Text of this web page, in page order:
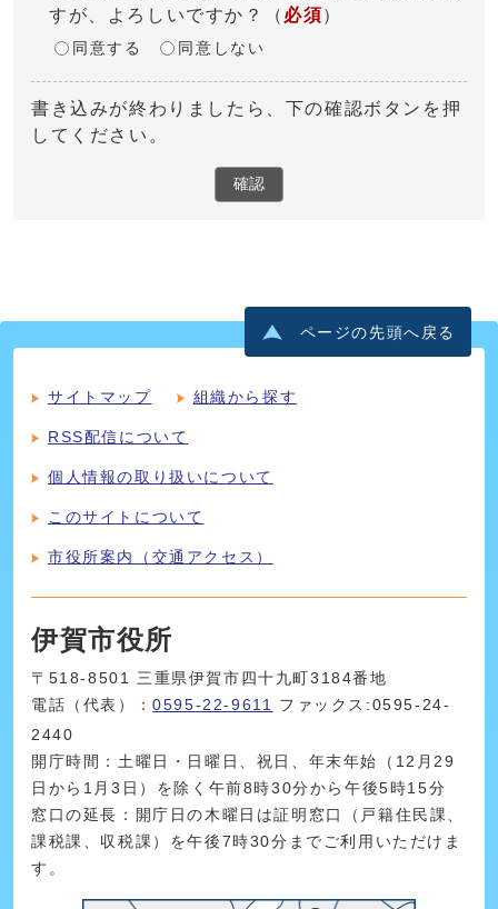
すが、よろしいですか？
（ 必須）
同意する 同意しない
書き込みが終わりましたら、下の確認ボタンを押
してください。
確認
ページの先頭へ戻る
サイトマップ 組織から探す
RSS配信について
個人情報の取り扱いについて
このサイトについて
市役所案内（交通アクセス）
伊賀市役所
〒518-8501 三重県伊賀市四十九町3184番地
電話（代表）：0595-22-9611 ファックス:0595-24-
2440
開庁時間：土曜日・日曜日、祝日、年末年始（12月29
日から1月3日）を除く午前8時30分から午後5時15分
窓口の延長：開庁日の木曜日は証明窓口（戸籍住民課、
課税課、収税課）を午後7時30分までご利用いただけま
す。